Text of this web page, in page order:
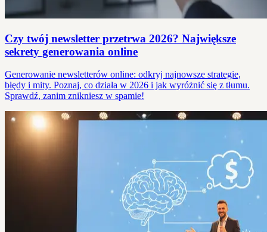
Czy twój newsletter przetrwa 2026? Największe
sekrety generowania online
Generowanie newsletterów online: odkryj najnowsze strategie,
błędy i mity. Poznaj, co działa w 2026 i jak wyróżnić się z tłumu.
Sprawdź, zanim znikniesz w spamie!